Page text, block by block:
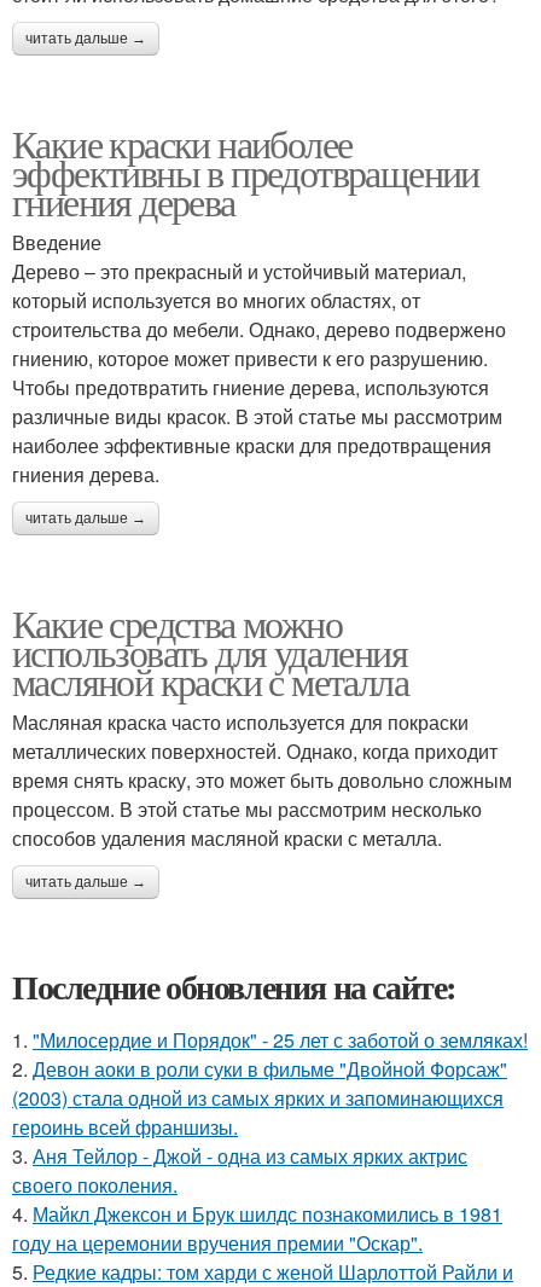
читать дальше →
Какие краски наиболее
эффективны в предотвращении
гниения дерева
Введение
Дерево – это прекрасный и устойчивый материал,
который используется во многих областях, от
строительства до мебели. Однако, дерево подвержено
гниению, которое может привести к его разрушению.
Чтобы предотвратить гниение дерева, используются
различные виды красок. В этой статье мы рассмотрим
наиболее эффективные краски для предотвращения
гниения дерева.
читать дальше →
Какие средства можно
использовать для удаления
масляной краски с металла
Масляная краска часто используется для покраски
металлических поверхностей. Однако, когда приходит
время снять краску, это может быть довольно сложным
процессом. В этой статье мы рассмотрим несколько
способов удаления масляной краски с металла.
читать дальше →
Последние обновления на сайте:
1. "Милосердие и Порядок" - 25 лет с заботой о земляках!
2. Девон аоки в роли суки в фильме "Двойной Форсаж"
(2003) стала одной из самых ярких и запоминающихся
героинь всей франшизы.
3. Аня Тейлор - Джой - одна из самых ярких актрис
своего поколения.
4. Майкл Джексон и Брук шилдс познакомились в 1981
году на церемонии вручения премии "Оскар".
5. Редкие кадры: том харди с женой Шарлоттой Райли и